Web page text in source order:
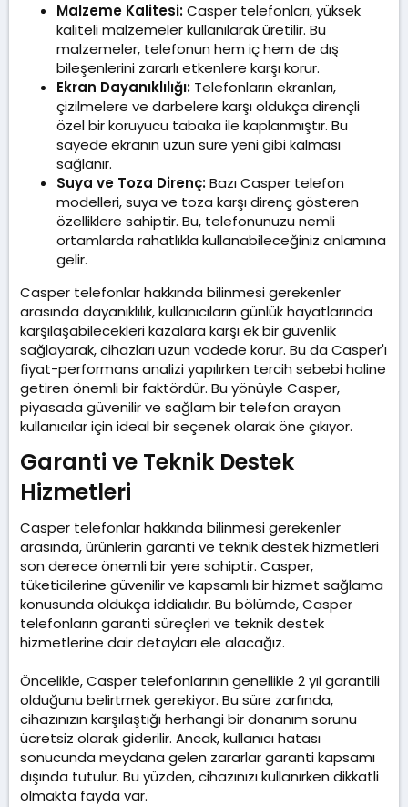
Malzeme Kalitesi:Casper telefonları, yüksek
kaliteli malzemeler kullanılarak üretilir. Bu
malzemeler, telefonun hem iç hem de dış
bileşenlerini zararlı etkenlere karşı korur.
Ekran Dayanıklılığı: Telefonların ekranları,
çizilmelere ve darbelere karşı oldukça dirençli
özel bir koruyucu tabaka ile kaplanmıştır. Bu
sayede ekranın uzun süre yeni gibi kalması
sağlanır.
Suya ve Toza Direnç:Bazı Casper telefon
modelleri, suya ve toza karşı direnç gösteren
özelliklere sahiptir. Bu, telefonunuzu nemli
ortamlarda rahatlıkla kullanabileceğiniz anlamına
gelir.
Casper telefonlar hakkında bilinmesi gerekenler
arasında dayanıklılık, kullanıcıların günlük hayatlarında
karşılaşabilecekleri kazalara karşı ek bir güvenlik
sağlayarak, cihazları uzun vadede korur. Bu da Casper'ı
fiyat-performans analizi yapılırken tercih sebebi haline
getiren önemli bir faktördür. Bu yönüyle Casper,
piyasada güvenilir ve sağlam bir telefon arayan
kullanıcılar için ideal bir seçenek olarak öne çıkıyor.
Garanti ve Teknik Destek
Hizmetleri​
Casper telefonlar hakkında bilinmesi gerekenler
arasında, ürünlerin garanti ve teknik destek hizmetleri
son derece önemli bir yere sahiptir. Casper,
tüketicilerine güvenilir ve kapsamlı bir hizmet sağlama
konusunda oldukça iddialıdır. Bu bölümde, Casper
telefonların garanti süreçleri ve teknik destek
hizmetlerine dair detayları ele alacağız.
Öncelikle, Casper telefonlarının genellikle 2 yıl garantili
olduğunu belirtmek gerekiyor. Bu süre zarfında,
cihazınızın karşılaştığı herhangi bir donanım sorunu
ücretsiz olarak giderilir. Ancak, kullanıcı hatası
sonucunda meydana gelen zararlar garanti kapsamı
dışında tutulur. Bu yüzden, cihazınızı kullanırken dikkatli
olmakta fayda var.